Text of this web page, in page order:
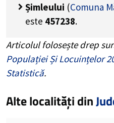
Șimleului (Comuna
este 457238.
Articolul folosește drep
Populației Și Locuințelor
Statistică.
Alte localități din